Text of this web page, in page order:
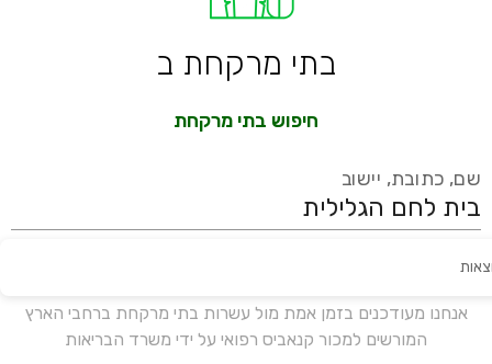
בתי מרקחת ב
חיפוש בתי מרקחת
שם, כתובת, יישוב
אנחנו מעודכנים בזמן אמת מול עשרות בתי מרקחת ברחבי הארץ
המורשים למכור קנאביס רפואי על ידי משרד הבריאות